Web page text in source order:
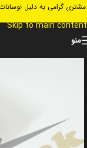
Skip to navigation
Skip to main content
مشتری گرامی به دلیل
منو